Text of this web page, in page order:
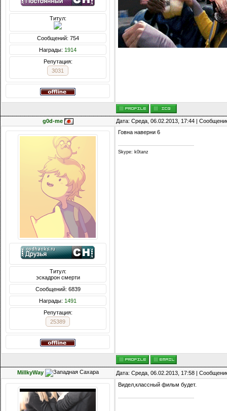
Титул:
Сообщений: 754
Награды: 1914
Репутация:
3031
g0d-me Дата: Среда, 06.02.2013, 17:44 |
Титул:
эскадрон смерти
Сообщений: 6839
Награды: 1491
Репутация:
25389
Говна наверни 6
Skype: k0tanz
MillkyWay
Дата: Среда, 06.02.2013, 17:58 |
Видел,классный фильм будет.